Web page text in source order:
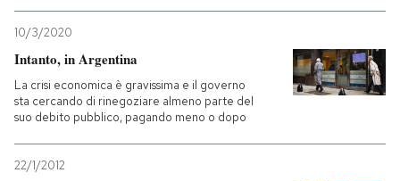
10/3/2020
Intanto, in Argentina
La crisi economica è gravissima e il governo
sta cercando di rinegoziare almeno parte del
suo debito pubblico, pagando meno o dopo
22/1/2012